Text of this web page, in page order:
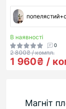
В наявності
0
2 800₴ / компл.
1 960₴ /
Магніт